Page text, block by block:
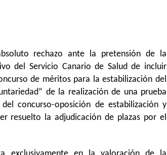
rechazo ante la pretensión de la
del Servicio Canario de Salud de incluir
de méritos para la estabilización del
de la realización de una prueba
concurso-oposición de estabilización y
resuelto la adjudicación de plazas por el